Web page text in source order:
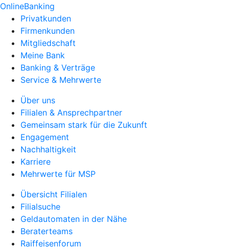
OnlineBanking
Privatkunden
Firmenkunden
Mitgliedschaft
Meine Bank
Banking & Verträge
Service & Mehrwerte
Über uns
Filialen & Ansprechpartner
Gemeinsam stark für die Zukunft
Engagement
Nachhaltigkeit
Karriere
Mehrwerte für MSP
Übersicht Filialen
Filialsuche
Geldautomaten in der Nähe
Beraterteams
Raiffeisenforum